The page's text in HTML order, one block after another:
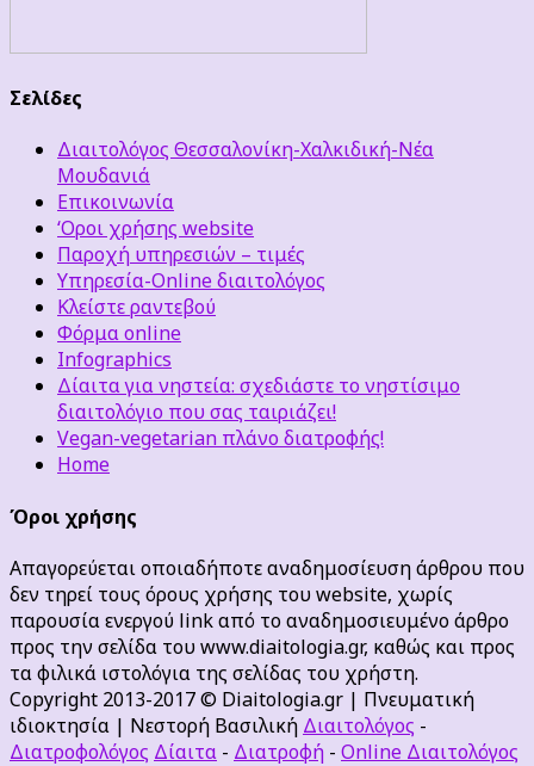
Σελίδες
Διαιτολόγος Θεσσαλονίκη-Χαλκιδική-Νέα
Μουδανιά
Επικοινωνία
‘Οροι χρήσης website
Παροχή υπηρεσιών – τιμές
Υπηρεσία-Online διαιτολόγος
Κλείστε ραντεβού
Φόρμα online
Infographics
Δίαιτα για νηστεία: σχεδιάστε το νηστίσιμο
διαιτολόγιο που σας ταιριάζει!
Vegan-vegetarian πλάνο διατροφής!
Home
Όροι χρήσης
Απαγορεύεται οποιαδήποτε αναδημοσίευση άρθρου που
δεν τηρεί τους όρους χρήσης του website, χωρίς
παρουσία ενεργού link από το αναδημοσιευμένο άρθρο
προς την σελίδα του www.diaitologia.gr, καθώς και προς
τα φιλικά ιστολόγια της σελίδας του χρήστη.
Copyright 2013-2017 © Diaitologia.gr | Πνευματική
ιδιοκτησία | Νεστορή Βασιλική Διαιτολόγος -
Διατροφολόγος Δίαιτα - Διατροφή - Online Διαιτολόγος